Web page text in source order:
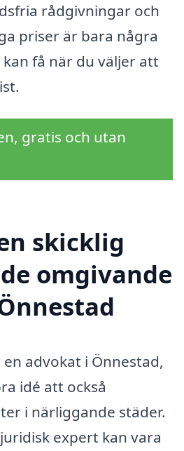
rådgivningar och
priser är bara några
få när du väljer att
gratis och utan
skicklig
omgivande
advokat i Önnestad,
idé att också
i närliggande städer.
expert kan vara